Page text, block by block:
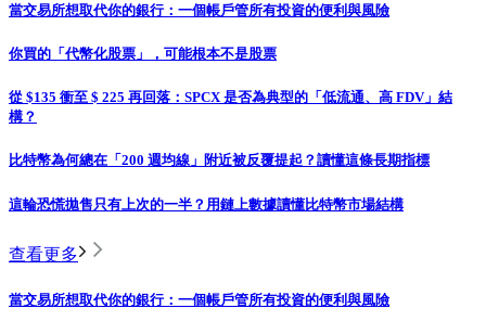
當交易所想取代你的銀行：一個帳戶管所有投資的便利與風險
你買的「代幣化股票」，可能根本不是股票
從 $135 衝至 $ 225 再回落：SPCX 是否為典型的「低流通、高 FDV」結
構？
比特幣為何總在「200 週均線」附近被反覆提起？讀懂這條長期指標
這輪恐慌拋售只有上次的一半？用鏈上數據讀懂比特幣市場結構
查看更多
當交易所想取代你的銀行：一個帳戶管所有投資的便利與風險